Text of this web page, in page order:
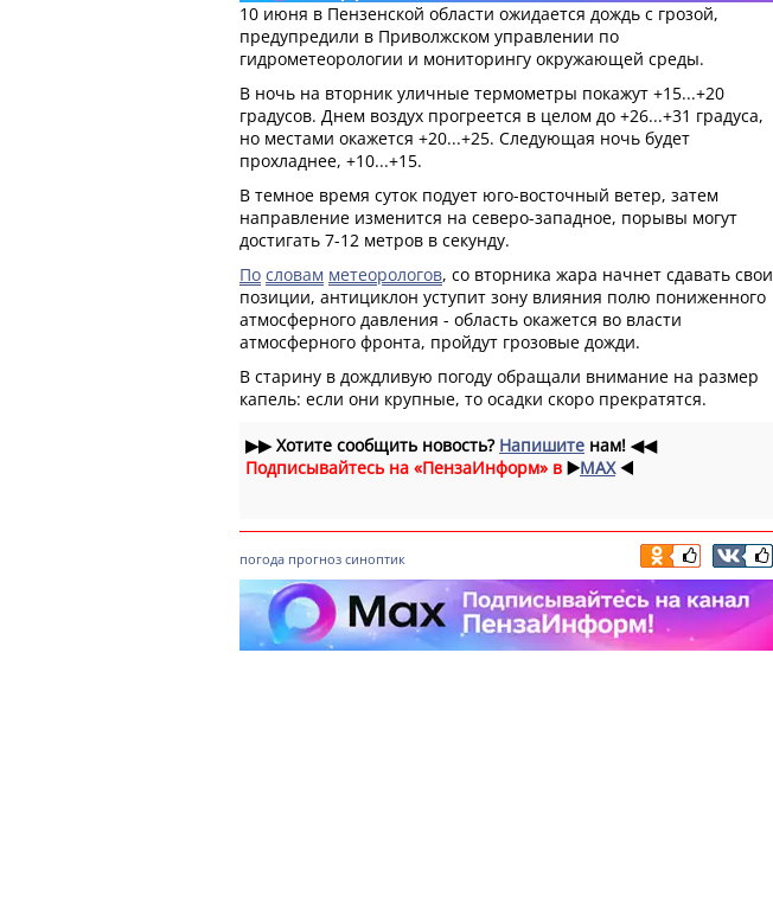
10 июня в Пензенской области ожидается дождь с грозой,
предупредили в Приволжском управлении по
гидрометеорологии и мониторингу окружающей среды.
В ночь на вторник уличные термометры покажут +15...+20
градусов. Днем воздух прогреется в целом до +26...+31 градуса,
но местами окажется +20...+25. Следующая ночь будет
прохладнее, +10...+15.
В темное время суток подует юго-восточный ветер, затем
направление изменится на северо-западное, порывы могут
достигать 7-12 метров в секунду.
По словам метеорологов, со вторника жара начнет сдавать свои
позиции, антициклон уступит зону влияния полю пониженного
атмосферного давления - область окажется во власти
атмосферного фронта, пройдут грозовые дожди.
В старину в дождливую погоду обращали внимание на размер
капель: если они крупные, то осадки скоро прекратятся.
▶▶Хотите сообщить новость? Напишите нам! ◀◀
Подписывайтесь на «ПензаИнформ» в ▶️MAX ◀️
погода прогноз синоптик